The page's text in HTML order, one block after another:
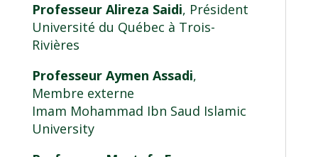
Professeur Alireza Saidi, Président
Université du Québec à Trois-
Rivières
Professeur Aymen Assadi,
Membre externe
Imam Mohammad Ibn Saud Islamic
University